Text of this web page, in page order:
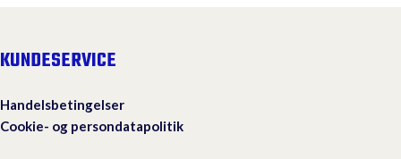
KUNDESERVICE
Handelsbetingelser
Cookie- og persondatapolitik